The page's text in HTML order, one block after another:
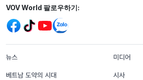
Mạng xã hội
VOV World 팔로우하기:
menu footer tiếng Hàn
뉴스 미디어
베트남 도약의 시대 시사